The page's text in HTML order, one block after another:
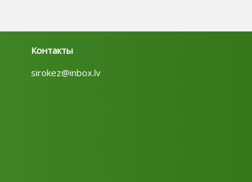
Контакты
sirokez@inbox.lv